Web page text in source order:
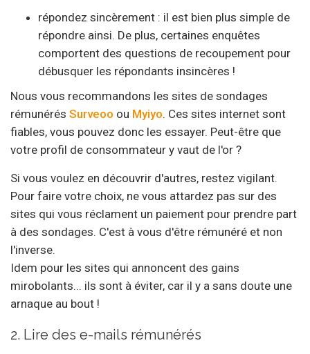
répondez sincèrement : il est bien plus simple de
répondre ainsi. De plus, certaines enquêtes
comportent des questions de recoupement pour
débusquer les répondants insincères !
Nous vous recommandons les sites de sondages
rémunérés Surveoo ou Myiyo. Ces sites internet sont
fiables, vous pouvez donc les essayer. Peut-être que
votre profil de consommateur y vaut de l'or ?
Si vous voulez en découvrir d'autres, restez vigilant.
Pour faire votre choix, ne vous attardez pas sur des
sites qui vous réclament un paiement pour prendre part
à des sondages. C'est à vous d'être rémunéré et non
l'inverse.
Idem pour les sites qui annoncent des gains
mirobolants... ils sont à éviter, car il y a sans doute une
arnaque au bout !
2. Lire des e-mails rémunérés